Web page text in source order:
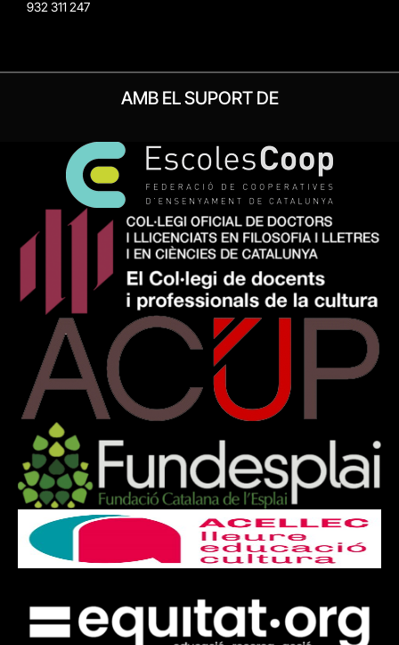
932 311 247
AMB EL SUPORT DE